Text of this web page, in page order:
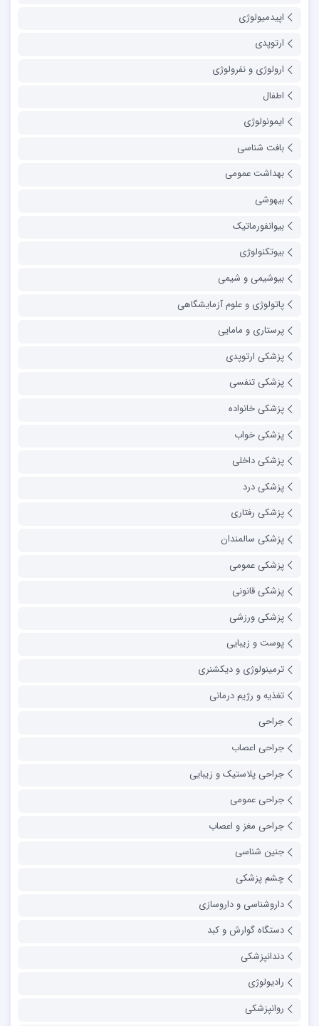
اپیدمیولوژی
ارتوپدی
ارولوژی و نفرولوژی
اطفال
ایمونولوژی
بافت شناسی
بهداشت عمومی
بیهوشی
بیوانفورماتیک
بیوتکنولوژی
بیوشیمی و شیمی
پاتولوژی و علوم آزمایشگاهی
پرستاری و مامایی
پزشکی ارتوپدی
پزشکی تنفسی
پزشکی خانواده
پزشکی خواب
پزشکی داخلی
پزشکی درد
پزشکی رفتاری
پزشکی سالمندان
پزشکی عمومی
پزشکی قانونی
پزشکی ورزشی
پوست و زیبایی
ترمینولوژی و دیکشنری
تغذیه و رژیم درمانی
جراحی
جراحی اعصاب
جراحی پلاستیک و زیبایی
جراحی عمومی
جراحی مغز و اعصاب
جنین شناسی
چشم پزشکی
داروشناسی و داروسازی
دستگاه گوارش و کبد
دندانپزشکی
رادیولوژی
روانپزشکی